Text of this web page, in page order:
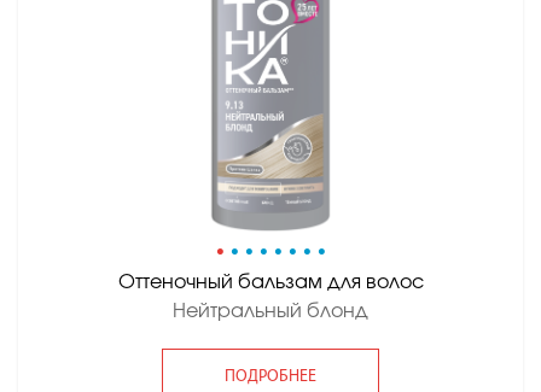
• • • • • • • •
Оттеночный бальзам для волос
Нейтральный блонд
ПОДРОБНЕЕ